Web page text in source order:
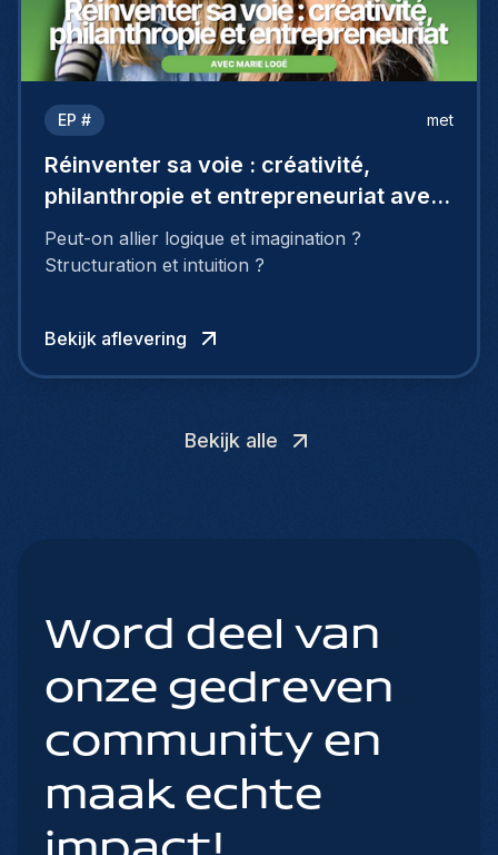
EP # met
Réinventer sa voie : créativité,
philanthropie et entrepreneuriat avec
Marie Logé
Peut-on allier logique et imagination ?
Structuration et intuition ?
Bekijk aflevering
Bekijk alle
Word deel van
onze gedreven
community en
maak echte